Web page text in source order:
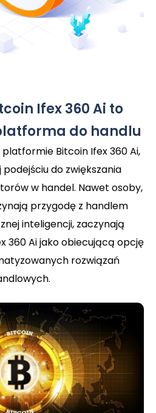
Ifex 360 Ai to
do handlu
Bitcoin Ifex 360 Ai,
do zwiększania
w handel. Nawet osoby,
przygodę z handlem
inteligencji, zaczynają
360 Ai jako obiecującą opcję
rozwiązań